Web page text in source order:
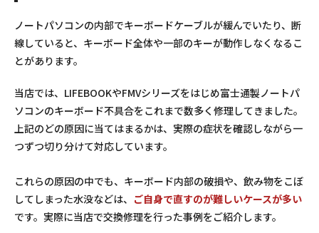
ノートパソコンの内部でキーボードケーブルが緩んでいたり、断
線していると、キーボード全体や一部のキーが動作しなくなるこ
とがあります。
当店では、LIFEBOOKやFMVシリーズをはじめ富士通製ノートパ
ソコンのキーボード不具合をこれまで数多く修理してきました。
上記のどの原因に当てはまるかは、実際の症状を確認しながら一
つずつ切り分けて対応しています。
これらの原因の中でも、キーボード内部の破損や、飲み物をこぼ
してしまった水没などは、 ご自身で直すのが難しいケースが多い
です。実際に当店で交換修理を行った事例をご紹介します。